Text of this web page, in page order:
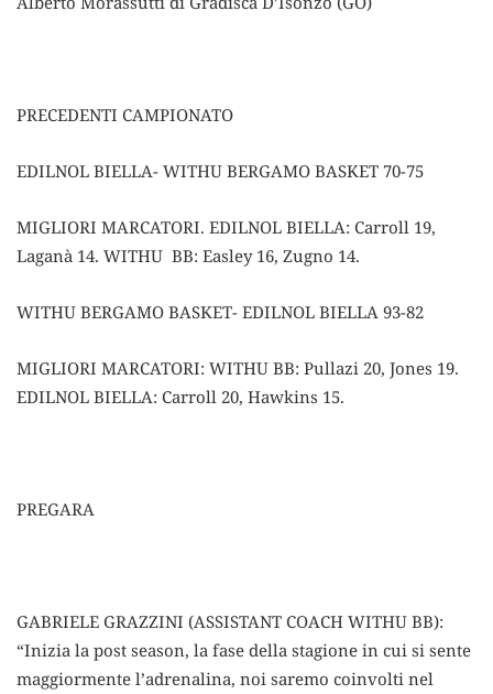
PRECEDENTI CAMPIONATO
EDILNOL BIELLA- WITHU BERGAMO BASKET 70-75
MIGLIORI MARCATORI. EDILNOL BIELLA: Carroll 19,
Laganà 14. WITHU BB: Easley 16, Zugno 14.
WITHU BERGAMO BASKET- EDILNOL BIELLA 93-82
MIGLIORI MARCATORI: WITHU BB: Pullazi 20, Jones 19.
EDILNOL BIELLA: Carroll 20, Hawkins 15.
PREGARA
GABRIELE GRAZZINI (ASSISTANT COACH WITHU BB):
“Inizia la post season, la fase della stagione in cui si sente
maggiormente l’adrenalina, noi saremo coinvolti nel